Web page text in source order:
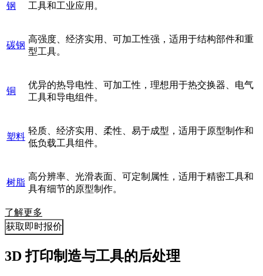
钢
工具和工业应用。
碳钢
高强度、经济实用、可加工性强，适用于结构部件和重
型工具。
铜
优异的热导电性、可加工性，理想用于热交换器、电气
工具和导电组件。
塑料
轻质、经济实用、柔性、易于成型，适用于原型制作和
低负载工具组件。
树脂
高分辨率、光滑表面、可定制属性，适用于精密工具和
具有细节的原型制作。
了解更多
获取即时报价
3D 打印制造与工具的后处理